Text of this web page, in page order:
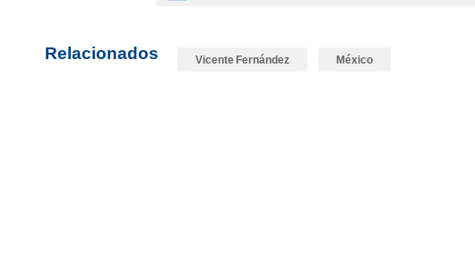
Relacionados Vicente Fernández México